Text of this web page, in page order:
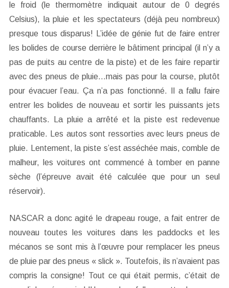
le froid (le thermomètre indiquait autour de 0 degrés
Celsius), la pluie et les spectateurs (déjà peu nombreux)
presque tous disparus! L’idée de génie fut de faire entrer
les bolides de course derrière le bâtiment principal (il n’y a
pas de puits au centre de la piste) et de les faire repartir
avec des pneus de pluie…mais pas pour la course, plutôt
pour évacuer l’eau. Ça n’a pas fonctionné. Il a fallu faire
entrer les bolides de nouveau et sortir les puissants jets
chauffants. La pluie a arrêté et la piste est redevenue
praticable. Les autos sont ressorties avec leurs pneus de
pluie. Lentement, la piste s’est asséchée mais, comble de
malheur, les voitures ont commencé à tomber en panne
sèche (l’épreuve avait été calculée que pour un seul
réservoir).
NASCAR a donc agité le drapeau rouge, a fait entrer de
nouveau toutes les voitures dans les paddocks et les
mécanos se sont mis à l’œuvre pour remplacer les pneus
de pluie par des pneus « slick ». Toutefois, ils n’avaient pas
compris la consigne! Tout ce qui était permis, c’était de